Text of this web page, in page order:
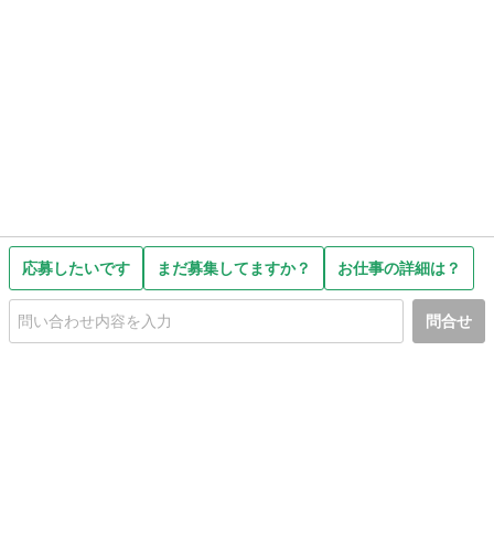
応募したいです まだ募集してますか？ お仕事の詳細は？
問合せ